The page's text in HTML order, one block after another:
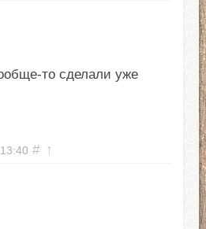
то сделали уже
13:40 # ↑